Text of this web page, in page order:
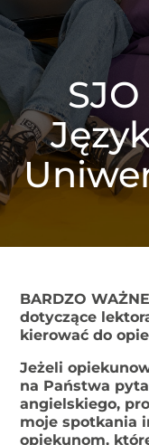
BARDZO
dotyczące
kierować do
Jeżeli
na Państwa
angielskiego,
moje spotkania
opiekunom,